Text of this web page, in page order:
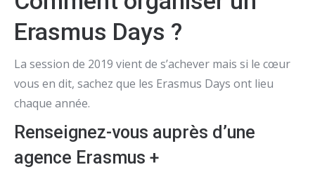
Erasmus Days ?
La session de 2019 vient de s’achever mais si le cœur
vous en dit, sachez que les Erasmus Days ont lieu
chaque année.
Renseignez-vous auprès d’une
agence Erasmus +